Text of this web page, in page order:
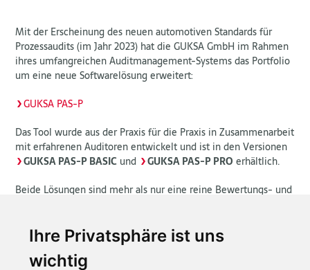
Ihre Privatsphäre ist uns
wichtig
Mit der Erscheinung des neuen automotiven Standards für
Prozessaudits (im Jahr 2023) hat die GUKSA GmbH im Rahmen
ihres umfangreichen Auditmanagement-Systems das Portfolio
um eine neue Softwarelösung erweitert:
>GUKSA PAS-P
Das Tool wurde aus der Praxis für die Praxis in Zusammenarbeit
mit erfahrenen Auditoren entwickelt und ist in den Versionen
>GUKSA PAS-P BASIC und >GUKSA PAS-P PRO erhältlich.
Beide Lösungen sind mehr als nur eine reine Bewertungs- und
effektiven Steuerung von Maßnahmen für kontinuierliche
Verbesserungsprozesse (Chancenmanagement), sowie die
Reduzierung von Risiken aus den Prozessaudit-Ergebnissen.